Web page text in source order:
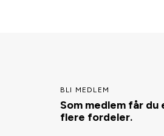
BLI MEDLEM
Som medlem får du
flere fordeler.